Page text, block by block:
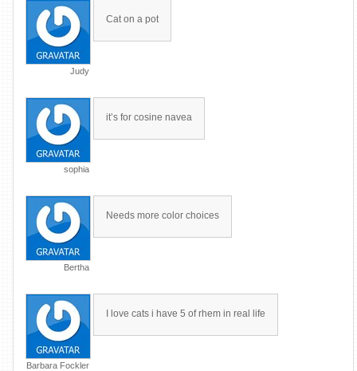
Judy
Cat on a pot
sophia
it’s for cosine navea
Bertha
Needs more color choices
Barbara Fockler
I love cats i have 5 of rhem in real life